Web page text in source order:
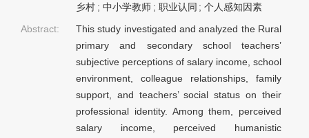
乡村 ; 中小学教师 ; 职业认同 ;个人感知因素
Abstract:
This study investigated and analyzed the Rural
primary and secondary school teachers’
subjective perceptions of salary income, school
environment, colleague relationships, family
support, and teachers’ social status on their
professional identity. Among them, perceived
salary income, perceived humanistic